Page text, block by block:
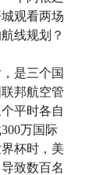
观看两场
线规划？
是三个国
邦航空管
平时各自
万国际
杯时，美
致数百名